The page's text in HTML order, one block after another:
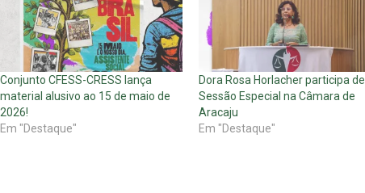
Conjunto CFESS-CRESS lança
material alusivo ao 15 de maio de
2026!
Em "Destaque"
Dora Rosa Horlacher participa de
Sessão Especial na Câmara de
Aracaju
Em "Destaque"